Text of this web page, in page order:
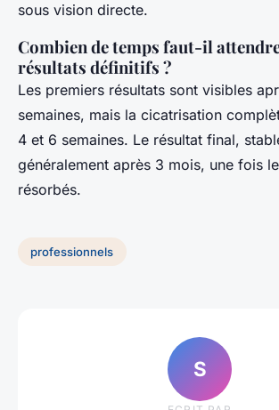
sous vision directe.
Combien de temps faut-il
résultats définitifs ?
Les premiers résultats sont visibles
semaines, mais la cicatrisation
4 et 6 semaines. Le résultat final,
généralement après 3 mois, une fois
résorbés.
professionnels
S